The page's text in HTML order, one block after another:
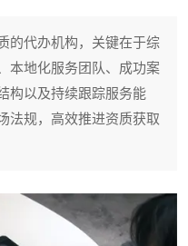
的代办机构，关键在于综
本地化服务团队、成功案
构以及持续跟踪服务能
法规，高效推进资质获取